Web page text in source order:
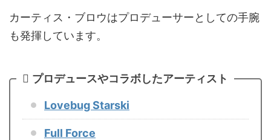
カーティス・ブロウはプロデューサーとしての手腕
も発揮しています。
プロデュースやコラボしたアーティスト
Lovebug Starski
Full Force